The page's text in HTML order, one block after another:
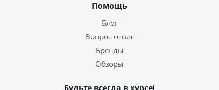
Помощь
Блог
Вопрос-ответ
Бренды
Обзоры
Будьте всегда в курсе!